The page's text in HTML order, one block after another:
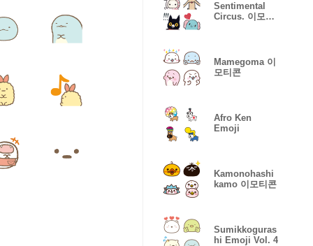
Sentimental
Circus. 이모티
Mamegoma 이
모티콘
Afro Ken
Emoji
Kamonohashi
kamo 이모티콘
Sumikkoguras
hi Emoji Vol. 4